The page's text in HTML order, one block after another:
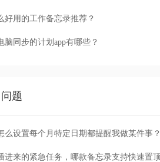
好用的工作备忘录推荐？
脑同步的计划app有哪些？
题
么设置每个月特定日期都提醒我做某件事？